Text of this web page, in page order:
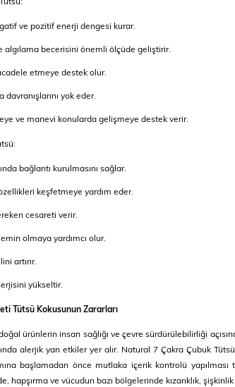
ve pozitif enerji dengesi kurar.
algılama becerisini önemli ölçüde geliştirir.
etmeye destek olur.
yok eder.
ve manevi konularda gelişmeye destek verir.
bağlantı kurulmasını sağlar.
keşfetmeye yardım eder.
cesareti verir.
olmaya yardımcı olur.
artırır.
yükseltir.
Tütsü Kokusunun Zararları
ürünlerin insan sağlığı ve çevre sürdürülebilirliği
alerjik yan etkiler yer alır. Natural 7 Çakra Çubuk
başlamadan önce mutlaka içerik kontrolü
hapşırma ve vücudun bazı bölgelerinde kızarıklık,